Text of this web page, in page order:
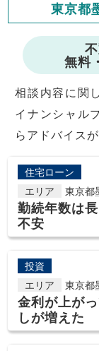
東京都
無料
相談内容に関
イナンシャル
らアドバイス
住宅ローン
エリア
東京都
勤続年数は
不安
投資
エリア
東京都
金利が上が
しが増えた